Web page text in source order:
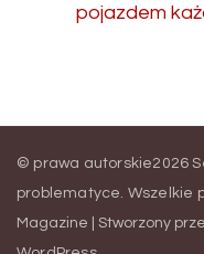
pojazdem
© prawa autorskie2026
problematyce. Wszelkie
Magazine | Stworzony